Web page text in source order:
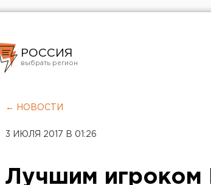
РОССИЯ
Челябинск
← НОВОСТИ
3 ИЮЛЯ 2017 В 01:26
Лучшим игроком